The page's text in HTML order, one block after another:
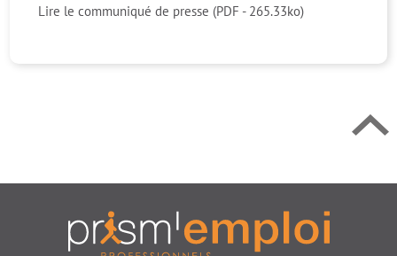
Lire le communiqué de presse (PDF - 265.33ko)